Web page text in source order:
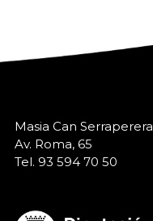
Masia Can Serraperera
Av. Roma, 65
Tel. 93 594 70 50